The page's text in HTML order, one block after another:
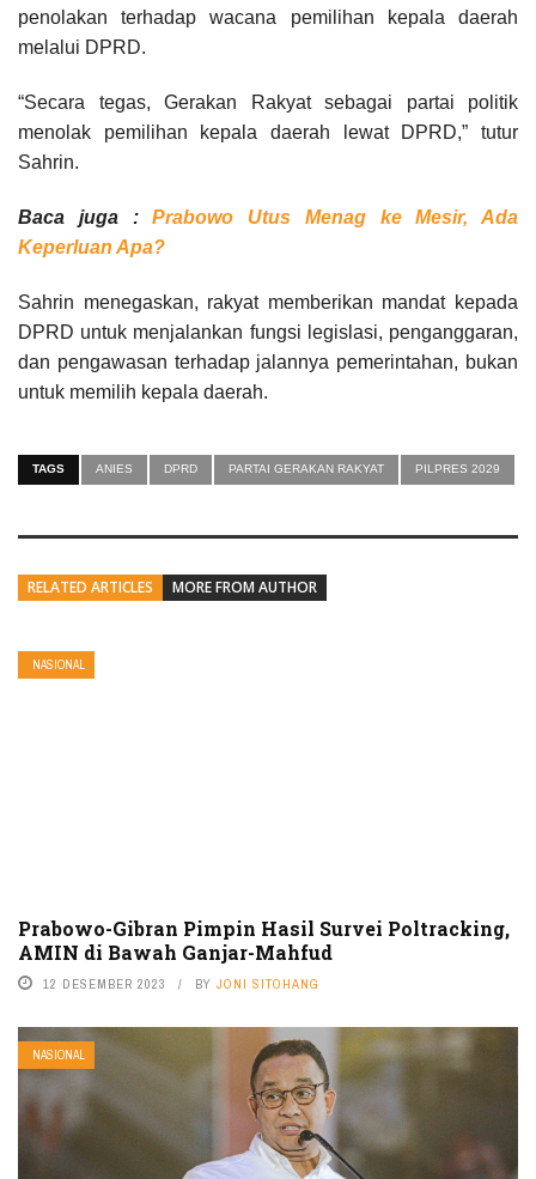
penolakan terhadap wacana pemilihan kepala daerah
melalui DPRD.
“Secara tegas, Gerakan Rakyat sebagai partai politik
menolak pemilihan kepala daerah lewat DPRD,” tutur
Sahrin.
Baca juga :Prabowo Utus Menag ke Mesir, Ada
Keperluan Apa?
Sahrin menegaskan, rakyat memberikan mandat kepada
DPRD untuk menjalankan fungsi legislasi, penganggaran,
dan pengawasan terhadap jalannya pemerintahan, bukan
untuk memilih kepala daerah.
TAGS ANIES DPRD PARTAI GERAKAN RAKYAT PILPRES 2029
RELATED ARTICLES MORE FROM AUTHOR
NASIONAL
Prabowo-Gibran Pimpin Hasil Survei Poltracking,
AMIN di Bawah Ganjar-Mahfud
12 DESEMBER 2023 BY JONI SITOHANG
NASIONAL